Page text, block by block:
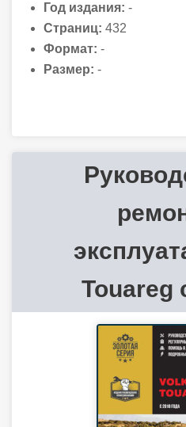
Год издания: -
Страниц: 432
Формат: -
Размер: -
Touareg